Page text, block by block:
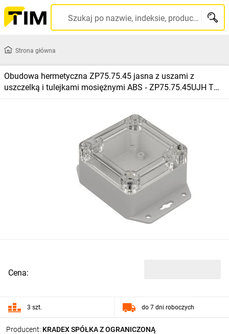
Szukaj po nazwie, indeksie, producencie, kodzie kreskowym...
Strona główna
Obudowa hermetyczna ZP75.75.45 jasna z uszami z
uszczelką i tulejkami mosiężnymi ABS ‑ ZP75.75.45UJH TM
Producent: KRADEX SPÓŁKA Z OGRANICZONĄ
Cena:
3 szt. do 7 dni roboczych